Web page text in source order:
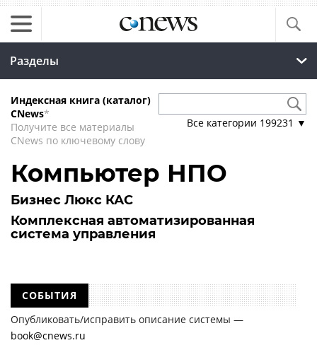
Разделы
Индексная книга (каталог)
CNews*
Получите все материалы
CNews по ключевому слову
Все категории 199231 ▼
Компьютер НПО
Бизнес Люкс КАС
Комплексная автоматизированная
система управления
СОБЫТИЯ
Опубликовать/исправить описание системы —
book@cnews.ru